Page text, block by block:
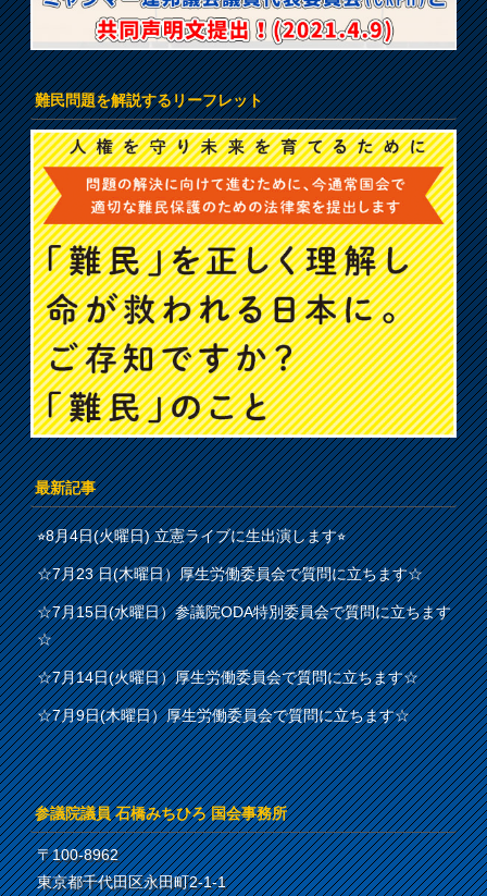
難民問題を解説するリーフレット
最新記事
⭐︎8月4日(火曜日) 立憲ライブに生出演します⭐︎
☆7月23 日(木曜日）厚生労働委員会で質問に立ちます☆
☆7月15日(水曜日）参議院ODA特別委員会で質問に立ちます
☆
☆7月14日(火曜日）厚生労働委員会で質問に立ちます☆
☆7月9日(木曜日）厚生労働委員会で質問に立ちます☆
参議院議員 石橋みちひろ 国会事務所
〒100-8962
東京都千代田区永田町2-1-1